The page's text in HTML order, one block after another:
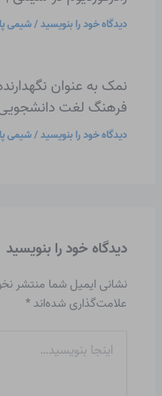
دیدگاه‌ خود را بنویسید/شیمی
نمک به عنوان
فرهنگ لغت
دیدگاه‌ خود را بنویسید/شیمی
دیدگاه‌ خود را بنویسید
نشانی ایمیل شما منتشر
علامت‌گذاری شده‌اند*
بنویسید…